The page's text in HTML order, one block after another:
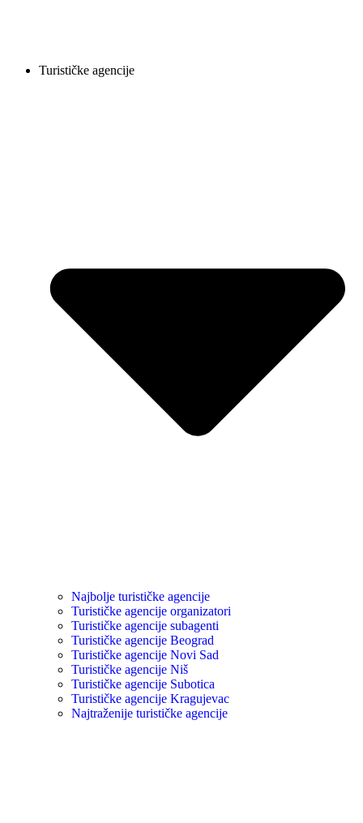
Turističke agencije
Najbolje turističke agencije
Turističke agencije organizatori
Turističke agencije subagenti
Turističke agencije Beograd
Turističke agencije Novi Sad
Turističke agencije Niš
Turističke agencije Subotica
Turističke agencije Kragujevac
Najtraženije turističke agencije